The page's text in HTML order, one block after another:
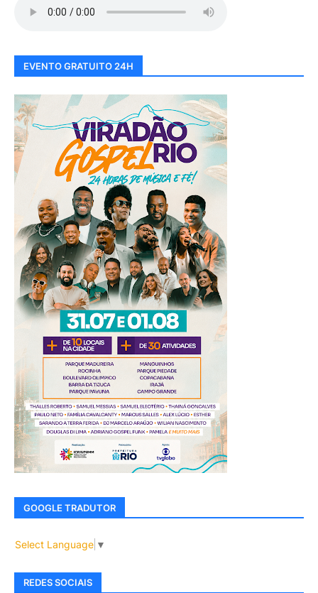
EVENTO GRATUITO 24H
GOOGLE TRADUTOR
Select Language ▼
REDES SOCIAIS